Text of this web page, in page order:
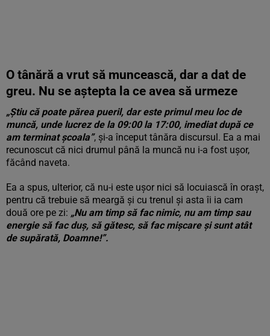
O tânără a vrut să muncească, dar a dat de
greu. Nu se aștepta la ce avea să urmeze
„Știu că poate părea pueril, dar este primul meu loc de
muncă, unde lucrez de la 09:00 la 17:00, imediat după ce
am terminat școala”, și-a început tânăra discursul. Ea a mai
recunoscut că nici drumul până la muncă nu i-a fost ușor,
făcând naveta.
Ea a spus, ulterior, că nu-i este ușor nici să locuiască în orașt,
pentru că trebuie să meargă și cu trenul și asta îi ia cam
două ore pe zi: „Nu am timp să fac nimic, nu am timp sau
energie să fac duș, să gătesc, să fac mișcare și sunt atât
de supărată, Doamne!”.